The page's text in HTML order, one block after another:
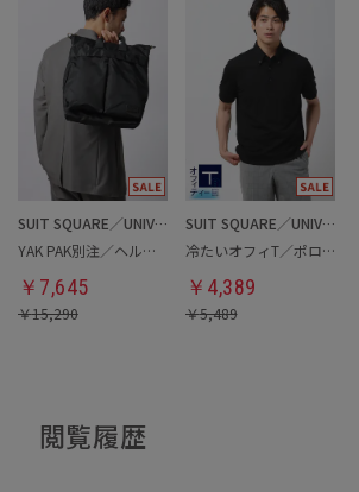
SUIT SQUARE／UNIVERSAL LANGUAGE
YAK PAK別注／ヘルメットバッグ
￥ 7,645
￥15,290
SUIT SQUARE／UNIVERSAL LANGUAGE
冷たいオフィT／ポロシャツ
￥ 4,389
￥5,489
閲覧履歴